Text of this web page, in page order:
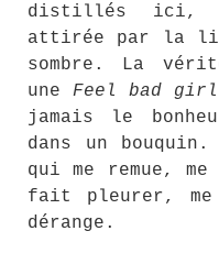
distillés ici,
attirée par la
sombre. La
une Feel bad girl
jamais le
dans un
qui me remue, me
fait pleurer, me
dérange.